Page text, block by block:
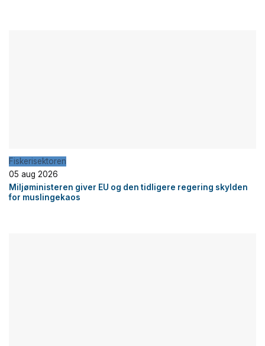
Fiskerisektoren
05 aug 2026
Miljøministeren giver EU og den tidligere regering skylden
for muslingekaos